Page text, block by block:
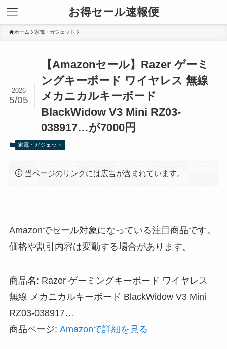
お得セール速報便
ホーム 家電・ガジェット
【Amazonセール】Razer ゲーミ
ングキーボード ワイヤレス 無線
メカニカルキーボード
BlackWidow V3 Mini RZ03-
038917…が7000円
2026
5/05
家電・ガジェット
当ページのリンクには広告が含まれています。
Amazonでセール対象になっている注目商品です。
価格や割引内容は変動する場合があります。
商品名: Razer ゲーミングキーボード ワイヤレス
無線 メカニカルキーボード BlackWidow V3 Mini
RZ03-038917…
商品ページ: Amazonで詳細を見る